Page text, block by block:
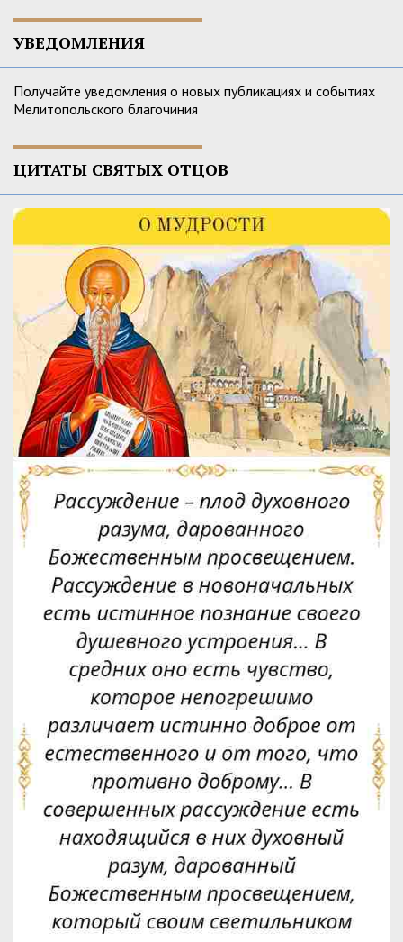
УВЕДОМЛЕНИЯ
Получайте уведомления о новых публикациях и событиях
Мелитопольского благочиния
ЦИТАТЫ СВЯТЫХ ОТЦОВ